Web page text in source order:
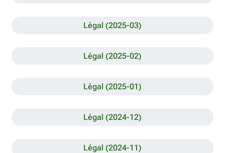
Légal (2025-03)
Légal (2025-02)
Légal (2025-01)
Légal (2024-12)
Légal (2024-11)